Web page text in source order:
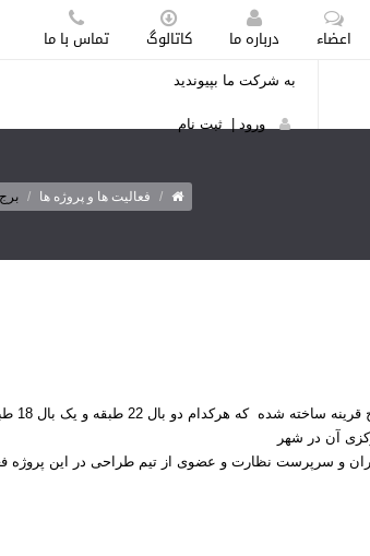
اعضاء درباره ما کاتالوگ تماس با ما
به شرکت ما بپیوندید
ورود |ثبت نام
/ فعالیت ها و پروژه ها /
دو بال 22 طبقه و یک بال 18 طبقه دارد.
و سرپرست نظارت و عضوی از تیم طراحی در این پروژه